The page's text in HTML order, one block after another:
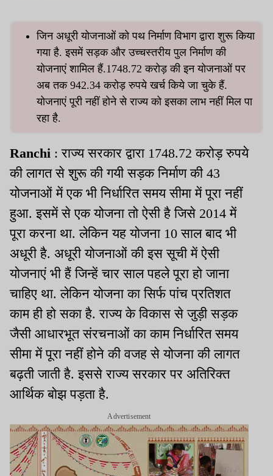
जिन अधूरी योजनाओं को पथ निर्माण विभाग द्वारा शुरू किया
गया है. इसमें सड़क और उच्चस्तरीय पुल निर्माण की
योजनाएं शामिल हैं.1748.72 करोड़ की इन योजनाओं पर
अब तक 942.34 करोड़ रुपये खर्च किये जा चुके हैं.
योजनाएं पूरी नहीं होने से राज्य को इसका लाभ नहीं मिल पा
रहा है.
Ranchi : राज्य सरकार द्वारा 1748.72 करोड़ रुपये
की लागत से शुरू की गयी सड़क निर्माण की 43
योजनाओं में एक भी निर्धारित समय सीमा में पूरा नहीं
हुआ. इसमें से एक योजना तो ऐसी है जिसे 2014 में
पूरा करना था. लेकिन यह योजना 10 साल बाद भी
अधूरी है. अधूरी योजनाओं की इस सूची में ऐसी
योजनाएं भी हैं जिन्हें चार साल पहले पूरा हो जाना
चाहिए था. लेकिन योजना का सिर्फ पांच प्रतिशत
काम ही हो सका है. राज्य के विकास से जुड़ी सड़क
जैसी आधारभूत संरचनाओं का काम निर्धारित समय
सीमा में पूरा नहीं होने की वजह से योजना की लागत
बढ़ती जाती है. इससे राज्य सरकार पर अतिरिक्त
आर्थिक बोझ पड़ता है.
Advertisement